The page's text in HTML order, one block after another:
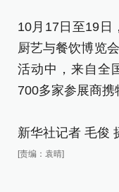
10月17日至19日
厨艺与餐饮博览
活动中，来自全
700多家参展商携
新华社记者 毛俊
[责编：袁晴]